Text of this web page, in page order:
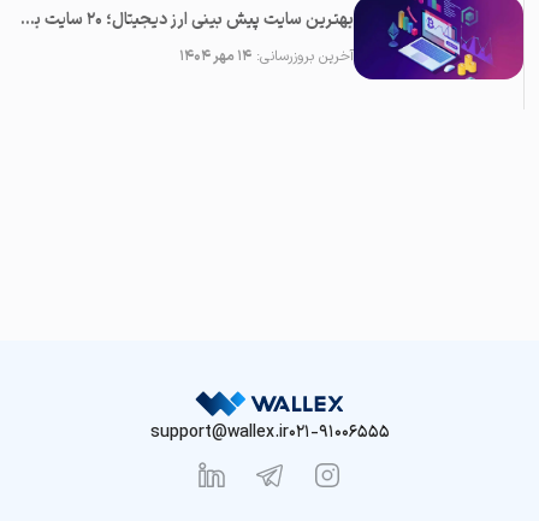
بهترین سایت پیش بینی ارز دیجیتال؛ ۲0 سایت برتر تحلیل کریپتو
آخرین بروزرسانی:۱۴ مهر ۱۴۰۴
021-91006555
support@wallex.ir